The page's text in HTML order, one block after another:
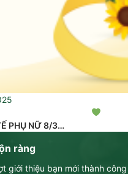
ràng
giới thiệu bạn mới thành công
PHỤ NỮ 8/3